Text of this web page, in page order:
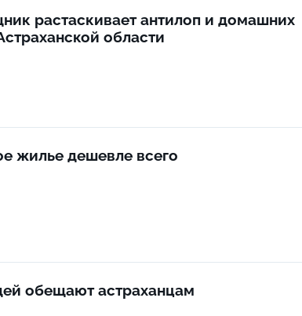
растаскивает антилоп и домашних
области
жилье дешевле всего
обещают астраханцам